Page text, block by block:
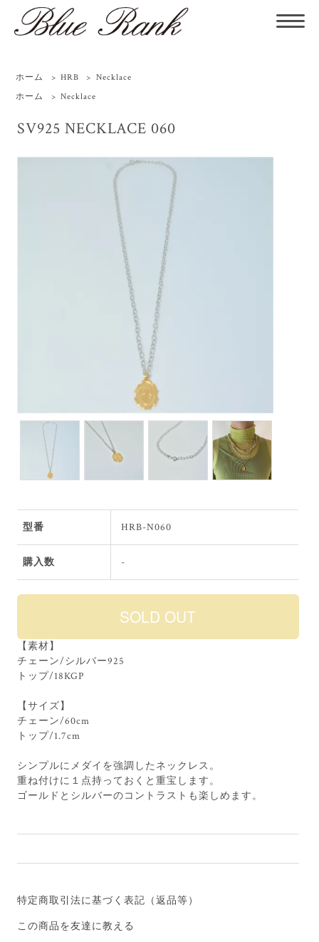
ホーム > HRB > Necklace
ホーム
> Necklace
SV925 NECKLACE 060
型番 HRB-N060
購入数 -
【素材】
チェーン/シルバー925
トップ/18KGP
【サイズ】
チェーン/60cm
トップ/1.7cm
シンプルにメダイを強調したネックレス。
重ね付けに１点持っておくと重宝します。
ゴールドとシルバーのコントラストも楽しめます。
特定商取引法に基づく表記（返品等）
この商品を友達に教える